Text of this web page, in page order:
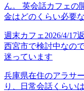
ん。 英会話カフェの
金はどのくらい必要
週末カフェ 2026/4/17
西宮市で検討中なの
迷っています
兵庫県在住のアラサ
り、日常会話くらい